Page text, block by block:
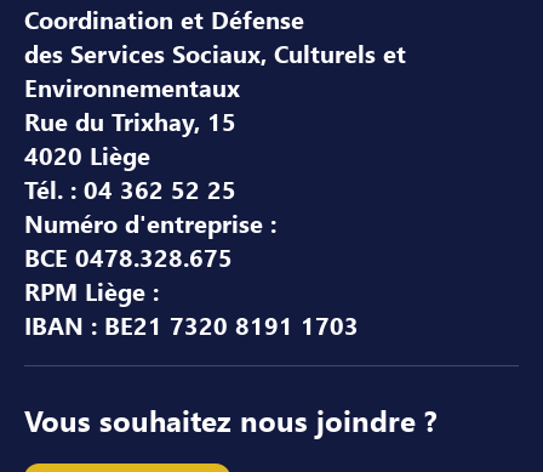
Coordination et Défense
des Services Sociaux, Culturels et
Environnementaux
Rue du Trixhay, 15
4020 Liège
Tél. : 04 362 52 25
Numéro d'entreprise :
BCE 0478.328.675
RPM Liège :
IBAN : BE21 7320 8191 1703
Vous souhaitez nous joindre ?